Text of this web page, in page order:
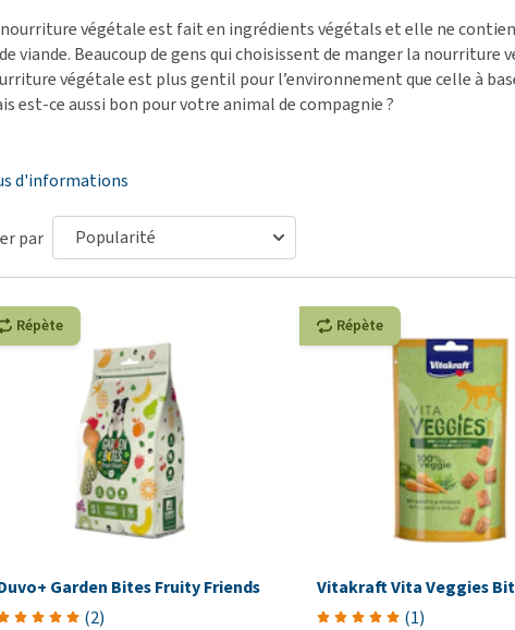
Sacs à déjections et
distributeurs
Tout afficher
Matériel médical
Tout afficher
Problèmes respiratoires,
mal de gorge et toux
Problèmes gastro-
végétale est fait en ingrédients végétals et elle ne
viande. Beaucoup de gens qui choisissent de manger la nourriture
végétale est plus gentil pour l’environnement que celle à
est-ce aussi bon pour votre animal de compagnie ?
d'informations
par
Répète
Garden Bites Fruity Friends
(2)
Répète
Vitakraft Vita Veggies
(1)